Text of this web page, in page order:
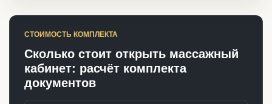
СТОИМОСТЬ КОМПЛЕКТА
Сколько стоит открыть массажный
кабинет: расчёт комплекта
документов